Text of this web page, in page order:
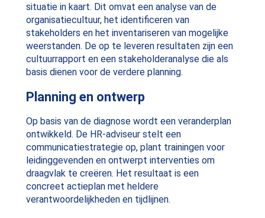
situatie in kaart. Dit omvat een analyse van de
organisatiecultuur, het identificeren van
stakeholders en het inventariseren van mogelijke
weerstanden. De op te leveren resultaten zijn een
cultuurrapport en een stakeholderanalyse die als
basis dienen voor de verdere planning.
Planning en ontwerp
Op basis van de diagnose wordt een veranderplan
ontwikkeld. De HR-adviseur stelt een
communicatiestrategie op, plant trainingen voor
leidinggevenden en ontwerpt interventies om
draagvlak te creëren. Het resultaat is een
concreet actieplan met heldere
verantwoordelijkheden en tijdlijnen.